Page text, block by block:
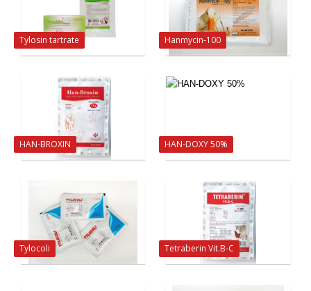
Tylosin tartrate Hanmycin-100
HAN-BROXIN HAN-DOXY 50%
Tylocoli Tetraberin Vit.B-C